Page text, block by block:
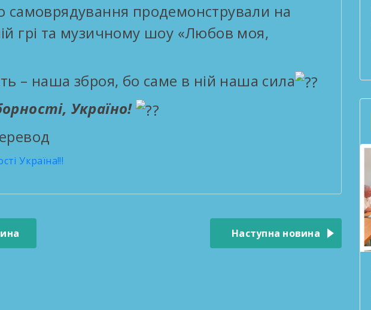
самоврядування продемонстрували на
грі та музичному шоу «Любов моя,
– наша зброя, бо саме в ній наша сила
Україно!
Україна!!!
Наступна новина